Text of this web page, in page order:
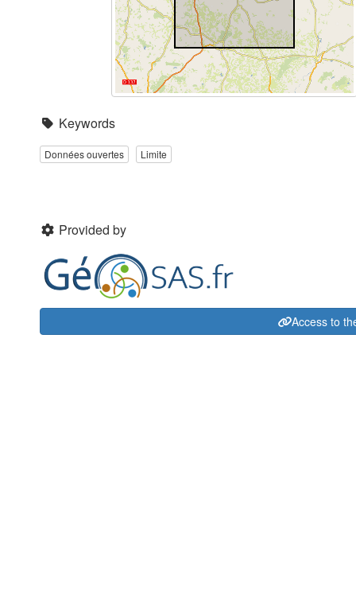
Keywords
Données ouvertes Limite
Provided by
Access to